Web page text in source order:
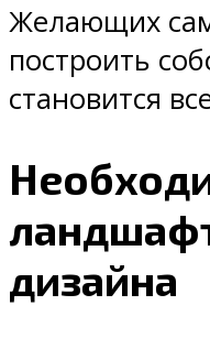
Желающих
построить
становится
дизайна